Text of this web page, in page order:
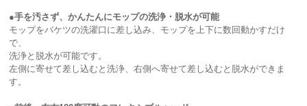
●手を汚さず、かんたんにモップの洗浄・脱水が可能
モップをバケツの洗濯口に差し込み、モップを上下に数回動かすだけ
で、
洗浄と脱水が可能です。
左側に寄せて差し込むと洗浄、右側へ寄せて差し込むと脱水ができま
す。